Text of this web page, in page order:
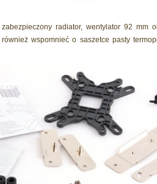
radiator, wentylator 92 mm
wspomnieć o saszetce pasty